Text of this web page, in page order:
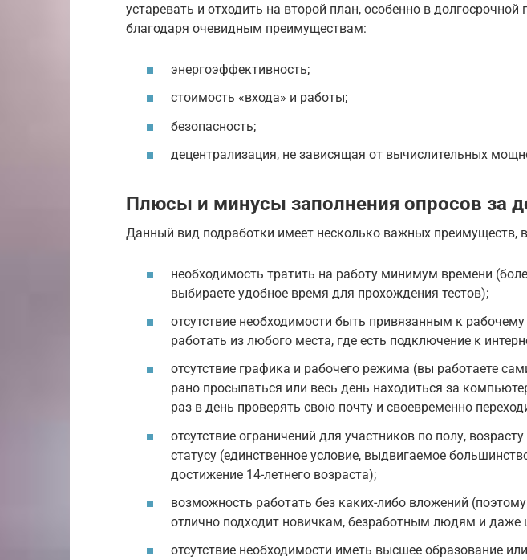
устаревать и отходить на второй план, особенно в долгосрочной
благодаря очевидным преимуществам:
энергоэффективность;
стоимость «входа» и работы;
безопасность;
децентрализация, не зависящая от вычислительных
Плюсы и минусы заполнения опросов за
Данный вид подработки имеет несколько важных преимуществ,
необходимость тратить на работу минимум времени
выбираете удобное время для прохождения тестов);
отсутствие необходимости быть привязанным к
работать из любого места, где есть подключение к
отсутствие графика и рабочего режима (вы работаете
рано просыпаться или весь день находиться за
раз в день проверять свою почту и своевременно
отсутствие ограничений для участников по полу,
статусу (единственное условие, выдвигаемое
достижение 14-летнего возраста);
возможность работать без каких-либо вложений
отлично подходит новичкам, безработным людям и
отсутствие необходимости иметь высшее образование